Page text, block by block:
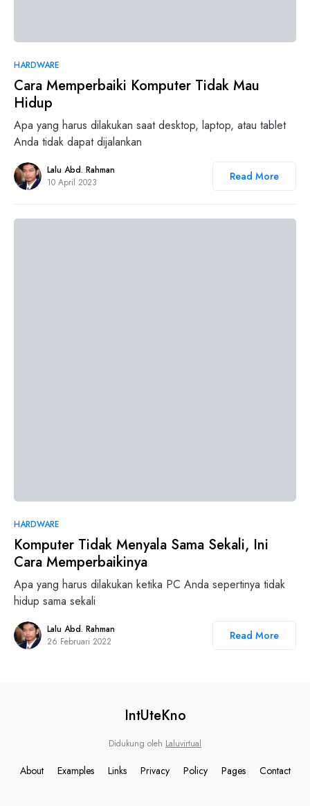
HARDWARE
Cara Memperbaiki Komputer Tidak Mau
Hidup
Apa yang harus dilakukan saat desktop, laptop, atau tablet
Anda tidak dapat dijalankan
Lalu Abd. Rahman
10 April 2023
Read More
HARDWARE
Komputer Tidak Menyala Sama Sekali, Ini
Cara Memperbaikinya
Apa yang harus dilakukan ketika PC Anda sepertinya tidak
hidup sama sekali
Lalu Abd. Rahman
26 Februari 2022
Read More
IntUteKno
Didukung oleh Laluvirtual
About Examples Links Privacy Policy Pages Contact